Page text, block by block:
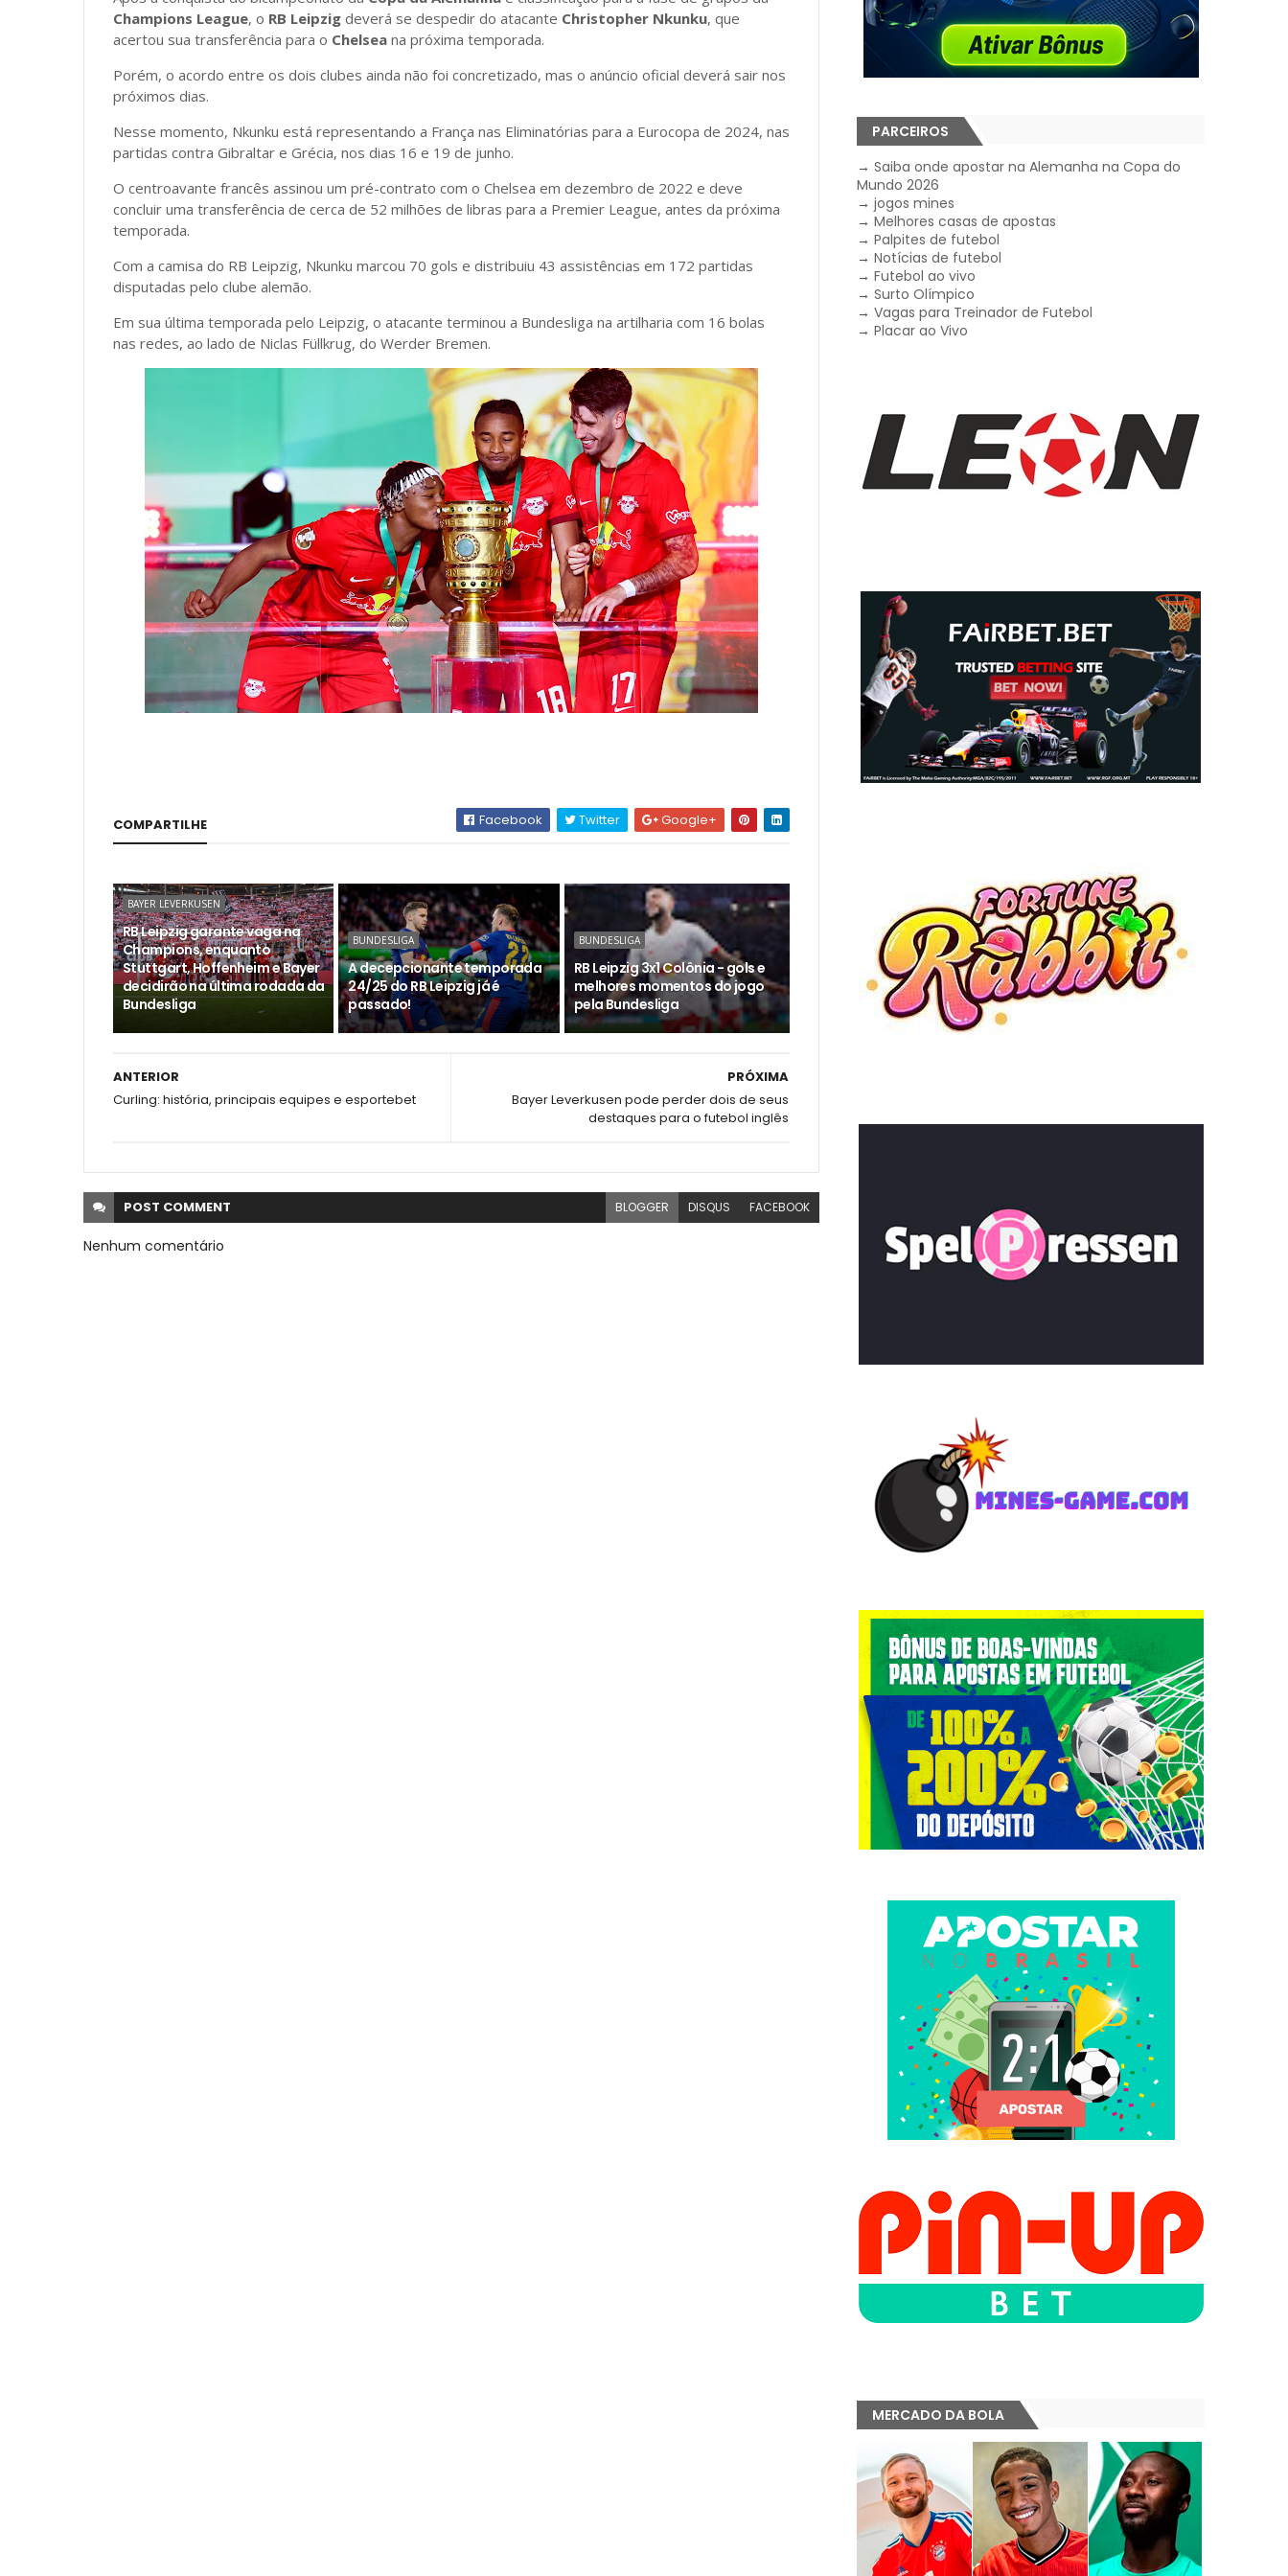
Champions League, o RB Leipzig deverá se despedir do atacante Christopher Nkunku, que
acertou sua transferência para o Chelsea na próxima temporada.
Porém, o acordo entre os dois clubes ainda não foi concretizado, mas o anúncio oficial deverá sair nos
próximos dias.
Nesse momento, Nkunku está representando a França nas Eliminatórias para a Eurocopa de 2024, nas
partidas contra Gibraltar e Grécia, nos dias 16 e 19 de junho.
O centroavante francês assinou um pré-contrato com o Chelsea em dezembro de 2022 e deve
concluir uma transferência de cerca de 52 milhões de libras para a Premier League, antes da próxima
temporada.
Com a camisa do RB Leipzig, Nkunku marcou 70 gols e distribuiu 43 assistências em 172 partidas
disputadas pelo clube alemão.
Em sua última temporada pelo Leipzig, o atacante terminou a Bundesliga na artilharia com 16 bolas
nas redes, ao lado de Niclas Füllkrug, do Werder Bremen.
COMPARTILHE Facebook Twitter Google+
BAYER LEVERKUSEN
RB Leipzig garante vaga na
Champions, enquanto
Stuttgart, Hoffenheim e Bayer
decidirão na última rodada da
Bundesliga
BUNDESLIGA
A decepcionante temporada
24/25 do RB Leipzig já é
passado!
BUNDESLIGA
RB Leipzig 3x1 Colônia - gols e
melhores momentos do jogo
pela Bundesliga
PRÓXIMA
Bayer Leverkusen pode perder dois de seus
destaques para o futebol inglês
ANTERIOR
Curling: história, principais equipes e esportebet
POST COMMENT BLOGGER DISQUS FACEBOOK
Nenhum comentário
PARCEIROS
→Saiba onde apostar na Alemanha na Copa do
Mundo 2026
→jogos mines
→Melhores casas de apostas
→Palpites de futebol
→Notícias de futebol
→Futebol ao vivo
→Surto Olímpico
→Vagas para Treinador de Futebol
→Placar ao Vivo
MERCADO DA BOLA